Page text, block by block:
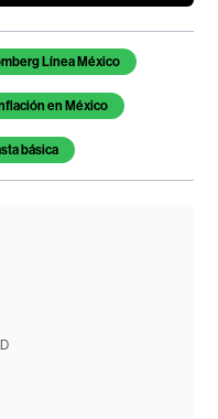
Línea México
en México
básica